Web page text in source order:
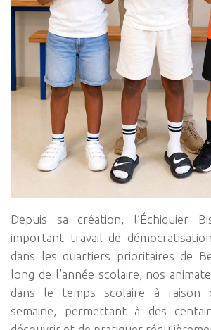
Depuis sa création, l’Échiquier
important travail de
dans les quartiers prioritaires de
long de l’année scolaire, nos
dans le temps scolaire à raison
semaine, permettant à des